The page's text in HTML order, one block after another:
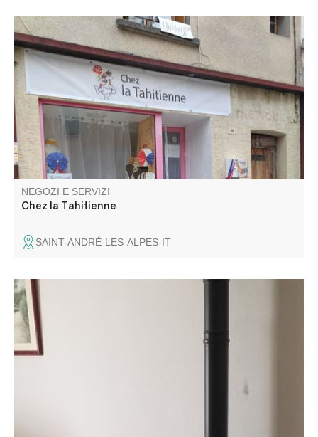
Vendita di prodotti polinesiani: alimentari e non, gioielli di
perle, monoi, parei... Sta a voi scoprire il resto
NEGOZI E SERVIZI
Chez la Tahitienne
SAINT-ANDRÉ-LES-ALPES-IT